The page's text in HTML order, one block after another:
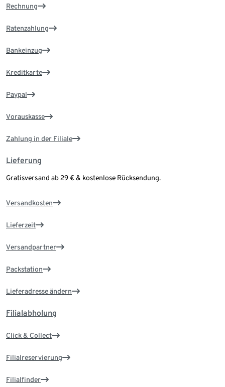
Rechnung
Ratenzahlung
Bankeinzug
Kreditkarte
Paypal
Vorauskasse
Zahlung in der Filiale
Lieferung
Gratisversand ab 29 € & kostenlose Rücksendung.
Versandkosten
Lieferzeit
Versandpartner
Packstation
Lieferadresse ändern
Filialabholung
Click & Collect
Filialreservierung
Filialfinder